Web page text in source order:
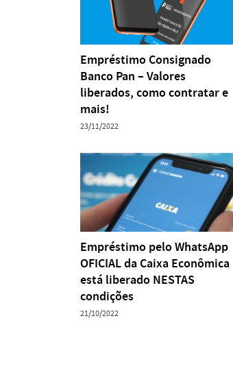
Empréstimo Consignado
Banco Pan – Valores
liberados, como contratar e
mais!
23/11/2022
Empréstimo pelo WhatsApp
OFICIAL da Caixa Econômica
está liberado NESTAS
condições
21/10/2022